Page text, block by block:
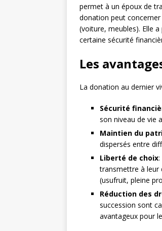
permet à un époux de
donation peut
(voiture, meubles). Elle
certaine sécurité
Les
La donation au dernier
Sécurité
son niveau de vie
Maintien du
dispersés entre
Liberté de choix:
transmettre à leur
(usufruit, pleine
Réduction des
succession sont
avantageux pour